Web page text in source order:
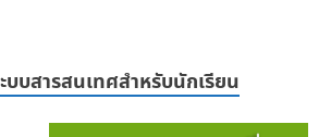
บบสารสนเทศสำหรับนักเรียน